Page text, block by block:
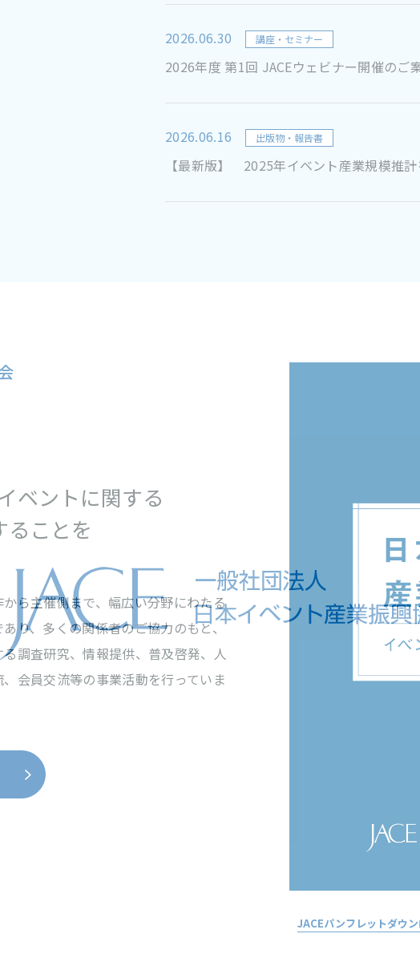
2026.06.30 講座・セミナー
2026年度 第1回 JACEウェビナー開催のご
2026.06.16 出版物・報告書
【最新版】 2025年イベント産業規模推計
ベントに関する
ることを
ら主催側まで、幅広い分野にわたる
り、多くの関係者のご協力のもと、
調査研究、情報提供、普及啓発、人
会員交流等の事業活動を行っていま
JACEパンフレットダウ